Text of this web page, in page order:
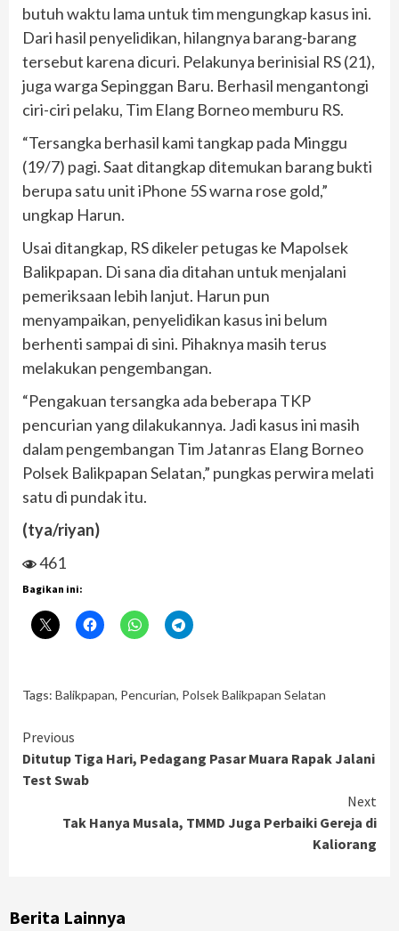
butuh waktu lama untuk tim mengungkap kasus ini.
Dari hasil penyelidikan, hilangnya barang-barang
tersebut karena dicuri. Pelakunya berinisial RS (21),
juga warga Sepinggan Baru. Berhasil mengantongi
ciri-ciri pelaku, Tim Elang Borneo memburu RS.
“Tersangka berhasil kami tangkap pada Minggu
(19/7) pagi. Saat ditangkap ditemukan barang bukti
berupa satu unit iPhone 5S warna rose gold,”
ungkap Harun.
Usai ditangkap, RS dikeler petugas ke Mapolsek
Balikpapan. Di sana dia ditahan untuk menjalani
pemeriksaan lebih lanjut. Harun pun
menyampaikan, penyelidikan kasus ini belum
berhenti sampai di sini. Pihaknya masih terus
melakukan pengembangan.
“Pengakuan tersangka ada beberapa TKP
pencurian yang dilakukannya. Jadi kasus ini masih
dalam pengembangan Tim Jatanras Elang Borneo
Polsek Balikpapan Selatan,” pungkas perwira melati
satu di pundak itu.
(tya/riyan)
461
Bagikan ini:
Tags: Balikpapan, Pencurian, Polsek Balikpapan Selatan
Continue
Reading
Previous
Ditutup Tiga Hari, Pedagang Pasar Muara Rapak Jalani
Test Swab
Next
Tak Hanya Musala, TMMD Juga Perbaiki Gereja di
Kaliorang
Berita Lainnya